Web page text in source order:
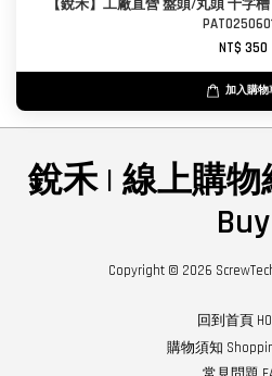
【銳禾】工廠直營 盤頭/丸頭 十字
NT$ 350
加入購物
銳禾 | 線上購物
Buy
Copyright © 2026
回到首頁
購物須知